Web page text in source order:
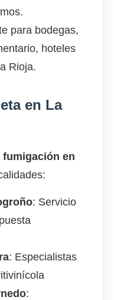
para bodegas,
hoteles
Rioja.
en La
en
: Servicio
: Especialistas
: